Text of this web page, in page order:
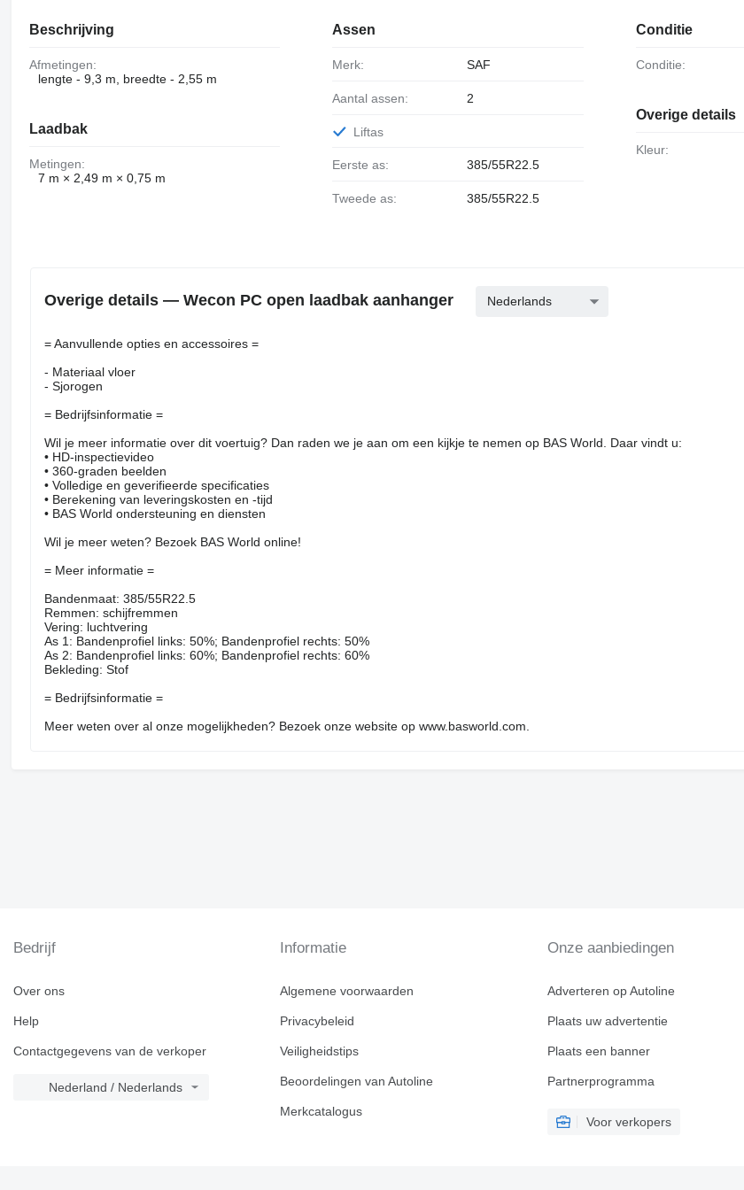
Beschrijving
Afmetingen:
lengte - 9,3 m, breedte - 2,55 m
Laadbak
Metingen:
7 m × 2,49 m × 0,75 m
Assen
Merk: SAF
Aantal assen: 2
Liftas
Eerste as: 385/55R22.5
Tweede as: 385/55R22.5
Conditie
Conditie:
Overige details
Kleur:
Overige details — Wecon PC open laadbak aanhanger Nederlands
= Aanvullende opties en accessoires =
- Materiaal vloer
- Sjorogen
= Bedrijfsinformatie =
Wil je meer informatie over dit voertuig? Dan raden we je aan om een kijkje te nemen op BAS World. Daar vindt u:
• HD-inspectievideo
• 360-graden beelden
• Volledige en geverifieerde specificaties
• Berekening van leveringskosten en -tijd
• BAS World ondersteuning en diensten
Wil je meer weten? Bezoek BAS World online!
= Meer informatie =
Bandenmaat: 385/55R22.5
Remmen: schijfremmen
Vering: luchtvering
As 1: Bandenprofiel links: 50%; Bandenprofiel rechts: 50%
As 2: Bandenprofiel links: 60%; Bandenprofiel rechts: 60%
Bekleding: Stof
= Bedrijfsinformatie =
Meer weten over al onze mogelijkheden? Bezoek onze website op www.basworld.com.
Bedrijf
Over ons
Help
Contactgegevens van de verkoper
Nederland / Nederlands
Informatie
Algemene voorwaarden
Privacybeleid
Veiligheidstips
Beoordelingen van Autoline
Merkcatalogus
Onze aanbiedingen
Adverteren op Autoline
Plaats uw advertentie
Plaats een banner
Partnerprogramma
Voor verkopers